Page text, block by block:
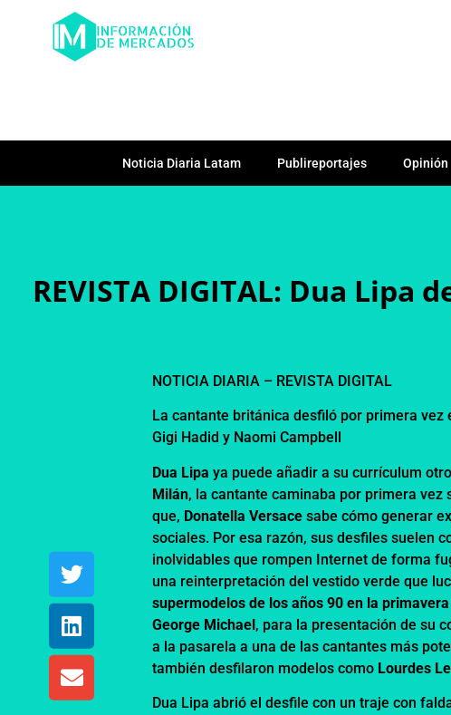
Noticia Diaria Latam Publireportajes Opinión
REVISTA DIGITAL: Dua
NOTICIA DIARIA – REVISTA DIGITAL
La cantante británica desfiló por primera
Gigi Hadid y Naomi Campbell
Dua Lipa ya puede añadir a su currículum
Milán, la cantante caminaba por primera
que, Donatella Versace sabe cómo generar
sociales. Por esa razón, sus desfiles suelen
inolvidables que rompen Internet de forma
una reinterpretación del vestido verde que
supermodelos de los años 90 en la
George Michael, para la presentación de su
a la pasarela a una de las cantantes más
también desfilaron modelos como Lourdes
Dua Lipa abrió el desfile con un traje con